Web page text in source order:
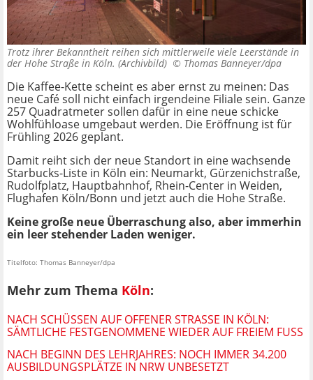
Trotz ihrer Bekanntheit reihen sich mittlerweile viele Leerstände in
der Hohe Straße in Köln. (Archivbild) © Thomas Banneyer/dpa
Die Kaffee-Kette scheint es aber ernst zu meinen: Das
neue Café soll nicht einfach irgendeine Filiale sein. Ganze
257 Quadratmeter sollen dafür in eine neue schicke
Wohlfühloase umgebaut werden. Die Eröffnung ist für
Frühling 2026 geplant.
Damit reiht sich der neue Standort in eine wachsende
Starbucks-Liste in Köln ein: Neumarkt, Gürzenichstraße,
Rudolfplatz, Hauptbahnhof, Rhein-Center in Weiden,
Flughafen Köln/Bonn und jetzt auch die Hohe Straße.
Keine große neue Überraschung also, aber immerhin
ein leer stehender Laden weniger.
Titelfoto: Thomas Banneyer/dpa
Mehr zum Thema Köln:
NACH SCHÜSSEN AUF OFFENER STRASSE IN KÖLN: S
ÄMTLICHE FESTGENOMMENE WIEDER AUF FREIEM FUSS
NACH BEGINN DES LEHRJAHRES: NOCH IMMER 34.200
AUSBILDUNGSPLÄTZE IN NRW UNBESETZT